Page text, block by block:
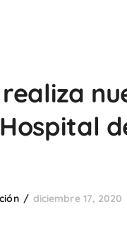
diciembre 17, 2020